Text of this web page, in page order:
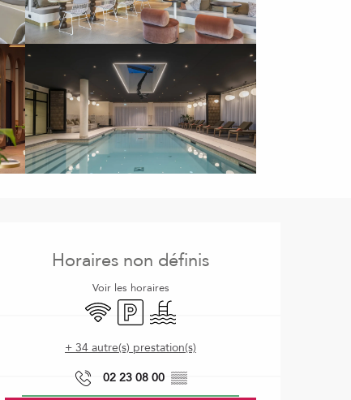
Horaires non définis
Voir les horaires
WiFi Parking Piscine
+ 34 autre(s) prestation(s)
02 23 08 00 ▒▒